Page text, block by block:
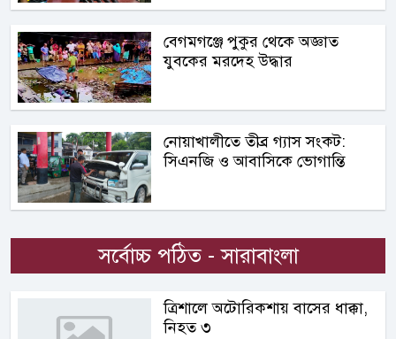
বেগমগঞ্জে পুকুর থেকে অজ্ঞাত
যুবকের মরদেহ উদ্ধার
নোয়াখালীতে তীব্র গ্যাস সংকট:
সিএনজি ও আবাসিকে ভোগান্তি
সর্বোচ্চ পঠিত - সারাবাংলা
ত্রিশালে অটোরিকশায় বাসের ধাক্কা,
নিহত ৩